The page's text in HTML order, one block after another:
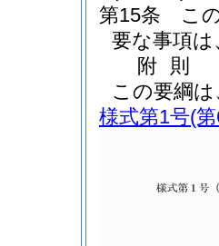
第15条
こ
要な事項
附 則
この要綱
様式第1号(